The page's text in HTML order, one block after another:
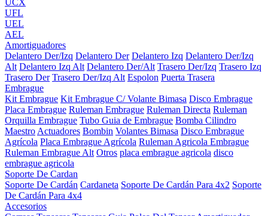
UCX
UFL
UEL
AEL
Amortiguadores
Delantero Der/Izq Delantero Der Delantero Izq Delantero Der/Izq
Alt Delantero Izq Alt Delantero Der/Alt Trasero Der/Izq Trasero Izq
Trasero Der Trasero Der/Izq Alt Espolon Puerta Trasera
Embrague
Kit Embrague Kit Embrague C/ Volante Bimasa Disco Embrague
Placa Embrague Ruleman Embrague Ruleman Directa Ruleman
Orquilla Embrague Tubo Guia de Embrague Bomba Cilindro
Maestro Actuadores Bombin Volantes Bimasa Disco Embrague
Agrícola Placa Embrague Agrícola Ruleman Agricola Embrague
Ruleman Embrague Alt Otros placa embrague agricola disco
embrague agricola
Soporte De Cardan
Soporte De Cardán Cardaneta Soporte De Cardán Para 4x2 Soporte
De Cardán Para 4x4
Accesorios